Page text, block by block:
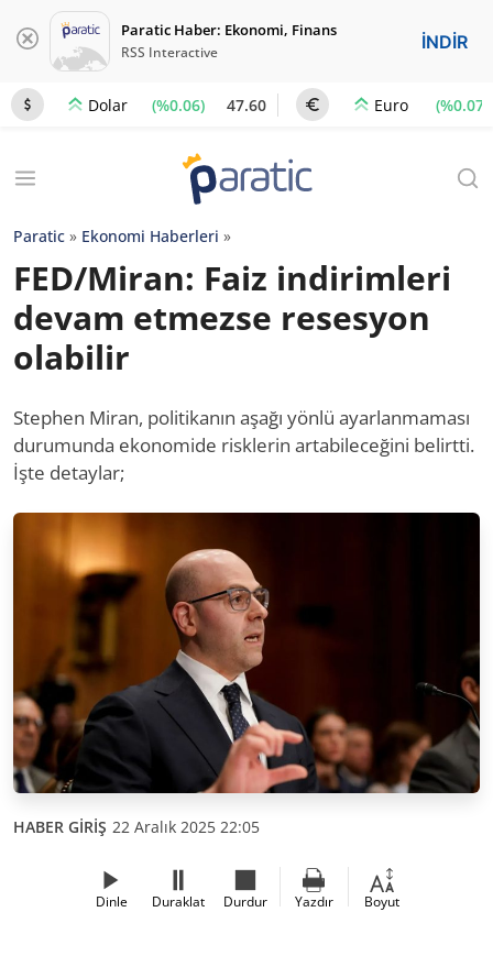
Paratic Haber: Ekonomi, Finans
RSS Interactive İNDİR
Dolar (%0.06) 47.60 Euro (%0.07)
Paratic » Ekonomi Haberleri »
FED/Miran: Faiz indirimleri
devam etmezse resesyon
olabilir
Stephen Miran, politikanın aşağı yönlü ayarlanmaması
durumunda ekonomide risklerin artabileceğini belirtti.
İşte detaylar;
HABER GİRİŞ 22 Aralık 2025 22:05
Dinle Duraklat Durdur Yazdır Boyut